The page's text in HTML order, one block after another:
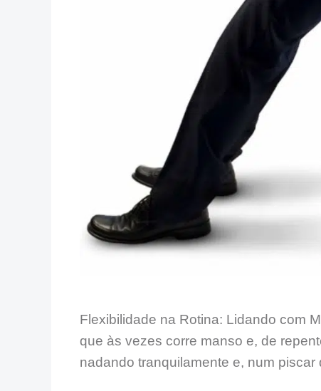
Flexibilidade na Rotina: Lidando com
que às vezes corre manso e, de
nadando tranquilamente e, num